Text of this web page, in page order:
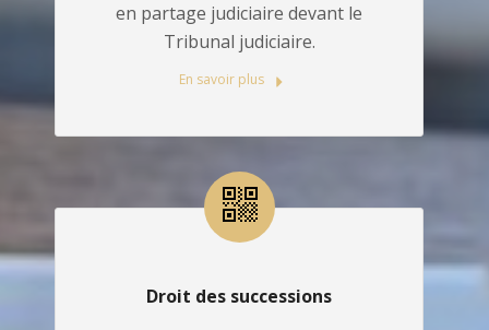
en partage judiciaire devant le
Tribunal judiciaire.
En savoir plus
Droit des successions